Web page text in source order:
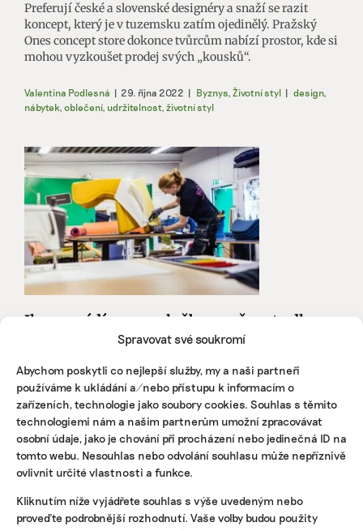
Spravovat své soukromí
Abychom poskytli co nejlepší služby, my a naši partneři
používáme k ukládání a/nebo přístupu k informacím o
zařízeních, technologie jako soubory cookies. Souhlas s těmito
technologiemi nám a našim partnerům umožní zpracovávat
osobní údaje, jako je chování při procházení nebo jedinečná ID na
tomto webu. Nesouhlas nebo odvolání souhlasu může nepříznivě
ovlivnit určité vlastnosti a funkce.
Kliknutím níže vyjádřete souhlas s výše uvedeným nebo
proveďte podrobnější rozhodnutí. Vaše volby budou použity
Preferují české a slovenské designéry a snaží se razit
koncept, který je v tuzemsku zatím ojedinělý. Pražský
Ones concept store dokonce tvůrcům nabízí prostor, kde si
mohou vyzkoušet prodej svých „kousků“.
Valentina Podlesná | 29. října 2022 | Byznys, Životní styl | design,
nábytek, oblečení, udržitelnost, životní styl
Ikea zavádí novou službu, možnost odkupu
použitého dětského nábytku
dlouhodobé využití a když děti odrostou, nastává otázka,
kam s ním. Největší prodejce nábytku, společnost Ikea,
spouští nyní, od konce ledna, možnost ...
Martina Patočková | 26. ledna 2021 | Byznys | Ikea, nábytek,použitý